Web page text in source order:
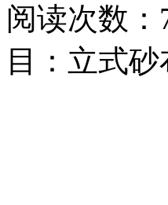
，玻璃,金相分析,餐具、高爾
夫制品等行業有廣泛之應用
。我們將虛心聽取用戶的反
饋，不僅以優質的產品，更
以優良服務來回報廣大客戶
的厚愛！
阅读次数：
目：立式